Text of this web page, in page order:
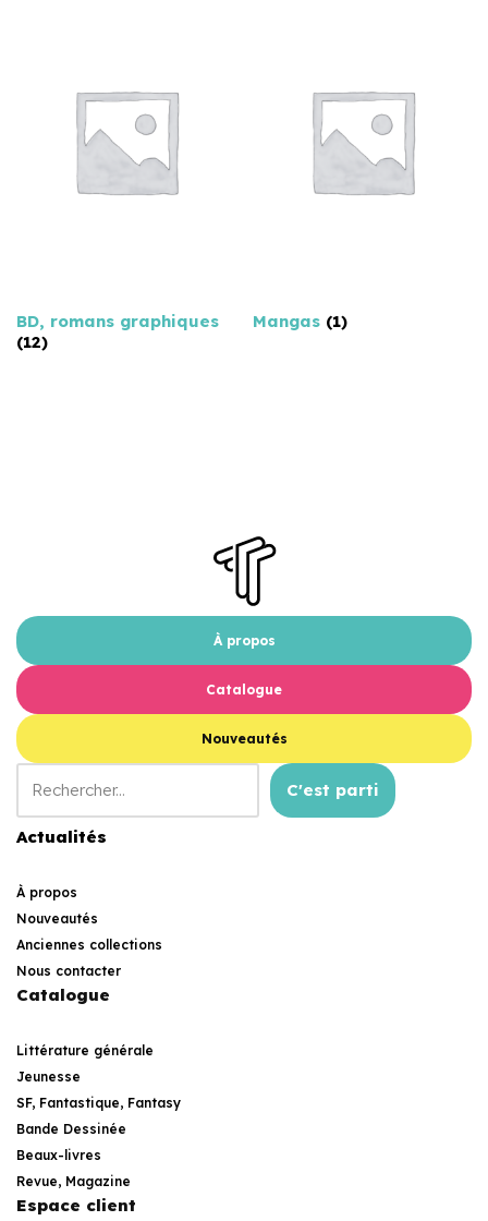
BD, romans graphiques
(12)
Mangas (1)
À propos
Catalogue
Nouveautés
C'est parti
Actualités
À propos
Nouveautés
Anciennes collections
Nous contacter
Catalogue
Littérature générale
Jeunesse
SF, Fantastique, Fantasy
Bande Dessinée
Beaux-livres
Revue, Magazine
Espace client